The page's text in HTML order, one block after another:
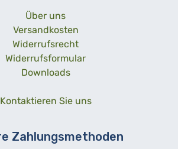
Über uns
Versandkosten
Widerrufsrecht
Widerrufsformular
Downloads
Kontaktieren Sie uns
Zahlungsmethoden